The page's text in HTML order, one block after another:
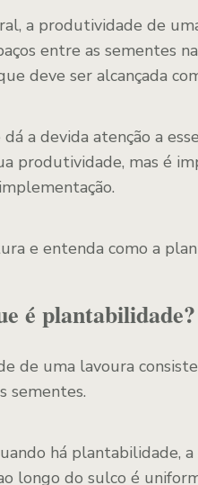
a produtividade de
entre as sementes
deve ser alcançada
dá a devida atenção a
produtividade, mas é
e entenda como a
é plantabilidade?
de uma lavoura
sementes.
há plantabilidade,
longo do sulco é